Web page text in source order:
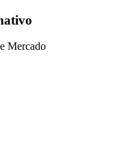
Mercado